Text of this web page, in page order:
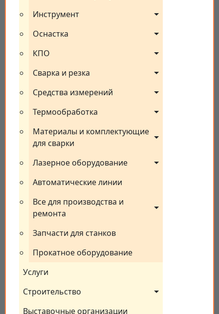
Инструмент
Оснастка
КПО
Сварка и резка
Средства измерений
Термообработка
Материалы и комплектующие
для сварки
Лазерное оборудование
Автоматические линии
Все для производства и
ремонта
Запчасти для станков
Прокатное оборудование
Услуги
Строительство
Выставочные организации